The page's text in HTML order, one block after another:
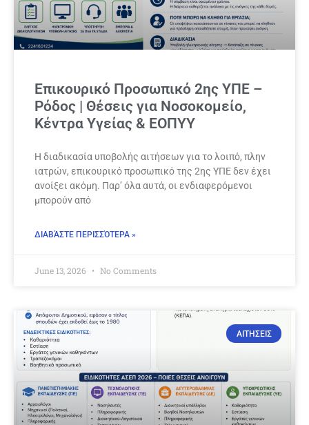
Επικουρικό Προσωπικό 2ης ΥΠΕ –
Ρόδος | Θέσεις για Νοσοκομείο,
Κέντρα Υγείας & ΕΟΠΥΥ
Η διαδικασία υποβολής αιτήσεων για το λοιπό, πλην
ιατρών, επικουρικό προσωπικό της 2ης ΥΠΕ δεν έχει
ανοίξει ακόμη. Παρ’ όλα αυτά, οι ενδιαφερόμενοι
μπορούν από
ΔΙΑΒΆΣΤΕ ΠΕΡΙΣΣΌΤΕΡΑ »
June 13, 2026 No Comments
ΑΙΤΗΣΕΙΣ